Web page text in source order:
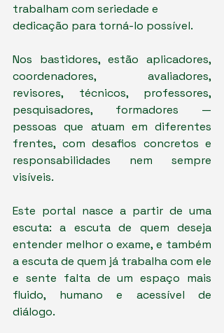
trabalham com seriedade e
dedicação para torná-lo possível.
Nos bastidores, estão aplicadores,
coordenadores, avaliadores,
revisores, técnicos, professores,
pesquisadores, formadores —
pessoas que atuam em diferentes
frentes, com desafios concretos e
responsabilidades nem sempre
visíveis.
Este portal nasce a partir de uma
escuta: a escuta de quem deseja
entender melhor o exame, e também
a escuta de quem já trabalha com ele
e sente falta de um espaço mais
fluido, humano e acessível de
diálogo.